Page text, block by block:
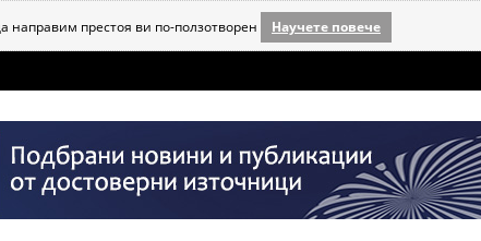
направим престоя ви по-ползотворен Научете повече